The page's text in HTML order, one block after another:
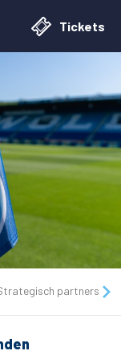
Tickets
partners